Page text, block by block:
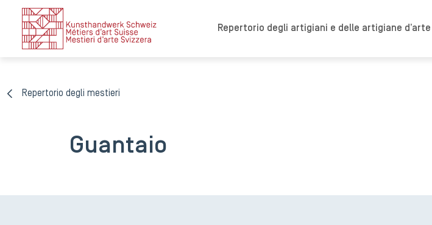
Repertorio degli artigiani e delle artigiane d’arte
Repertorio degli mestieri
Guantaio